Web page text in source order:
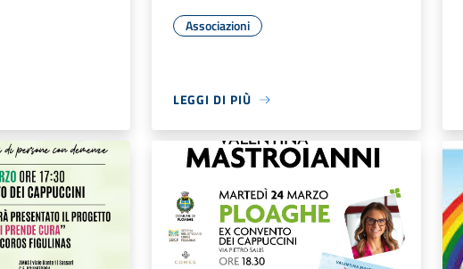
Associazioni
LEGGI DI PIÙ